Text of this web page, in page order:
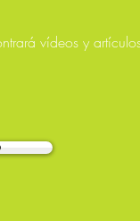
vídeos y